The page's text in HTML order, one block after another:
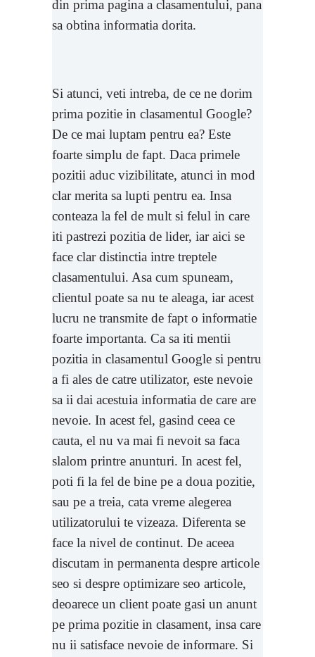
din prima pagina a clasamentului, pana
sa obtina informatia dorita.
Si atunci, veti intreba, de ce ne dorim
prima pozitie in clasamentul Google?
De ce mai luptam pentru ea? Este
foarte simplu de fapt. Daca primele
pozitii aduc vizibilitate, atunci in mod
clar merita sa lupti pentru ea. Insa
conteaza la fel de mult si felul in care
iti pastrezi pozitia de lider, iar aici se
face clar distinctia intre treptele
clasamentului. Asa cum spuneam,
clientul poate sa nu te aleaga, iar acest
lucru ne transmite de fapt o informatie
foarte importanta. Ca sa iti mentii
pozitia in clasamentul Google si pentru
a fi ales de catre utilizator, este nevoie
sa ii dai acestuia informatia de care are
nevoie. In acest fel, gasind ceea ce
cauta, el nu va mai fi nevoit sa faca
slalom printre anunturi. In acest fel,
poti fi la fel de bine pe a doua pozitie,
sau pe a treia, cata vreme alegerea
utilizatorului te vizeaza. Diferenta se
face la nivel de continut. De aceea
discutam in permanenta despre articole
seo si despre optimizare seo articole,
deoarece un client poate gasi un anunt
pe prima pozitie in clasament, insa care
nu ii satisface nevoie de informare. Si